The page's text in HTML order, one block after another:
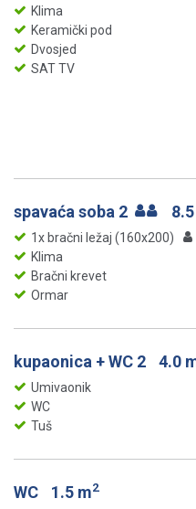
Klima
Keramički pod
Dvosjed
SAT TV
spavaća soba 2
1x bračni ležaj (160x200)
Klima
Bračni krevet
Ormar
kupaonica + WC 2 4.0
Umivaonik
WC
Tuš
WC 1.5 m2